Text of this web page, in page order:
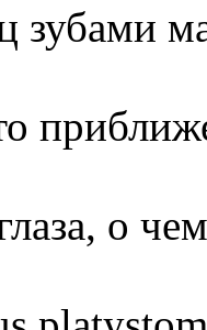
зубами
о